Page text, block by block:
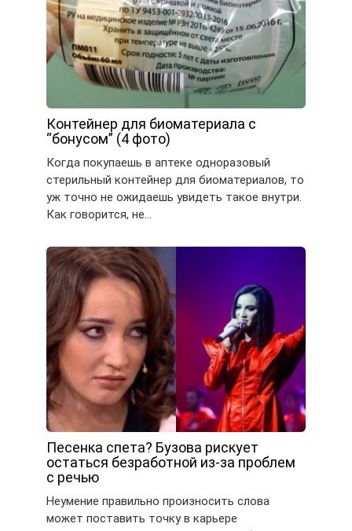
Контейнер для биоматериала с
“бонусом” (4 фото)
Когда покупаешь в аптеке одноразовый
стерильный контейнер для биоматериалов, то
уж точно не ожидаешь увидеть такое внутри.
Как говорится, не…
Песенка спета? Бузова рискует
остаться безработной из-за проблем
с речью
Неумение правильно произносить слова
может поставить точку в карьере